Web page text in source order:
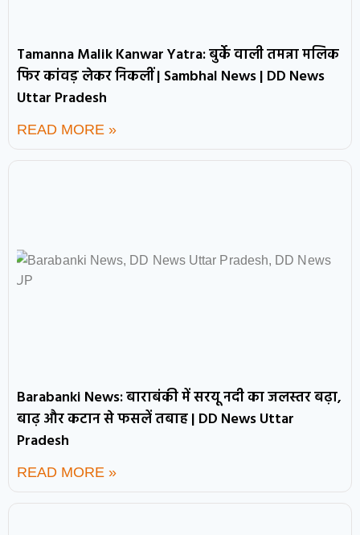
Tamanna Malik Kanwar Yatra: बुर्के वाली तमन्ना मलिक
फिर कांवड़ लेकर निकलीं | Sambhal News | DD News
Uttar Pradesh
READ MORE »
Barabanki News: बाराबंकी में सरयू नदी का जलस्तर बढ़ा,
बाढ़ और कटान से फसलें तबाह | DD News Uttar
Pradesh
READ MORE »